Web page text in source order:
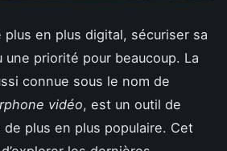
plus en plus digital, sécuriser sa
une priorité pour beaucoup. La
connue sous le nom de
vidéo, est un outil de
plus en plus populaire. Cet